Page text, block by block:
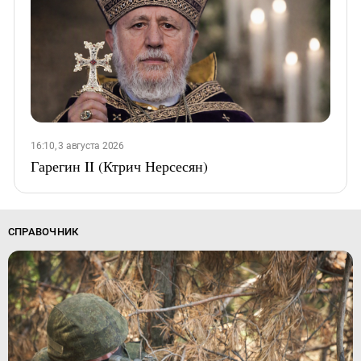
16:10, 3 августа 2026
Гарегин II (Ктрич Нерсесян)
СПРАВОЧНИК